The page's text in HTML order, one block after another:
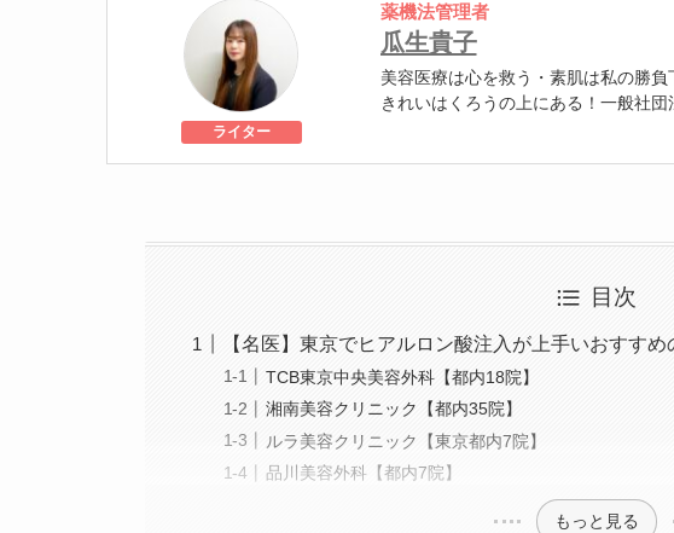
ライター
薬機法管理者
瓜生貴子
美容医療は心を救う・素肌は私の勝
きれいはくろうの上にある！一般社
目次
【名医】東京でヒアルロン酸注入が上手いおすす
TCB東京中央美容外科【都内18院】
湘南美容クリニック【都内35院】
ルラ美容クリニック【東京都内7院】
品川美容外科【都内7院】
もっと見る